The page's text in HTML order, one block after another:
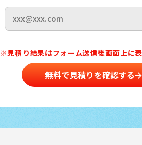
※見積り結果はフォーム送信後画面上に
無料で見積りを確認する